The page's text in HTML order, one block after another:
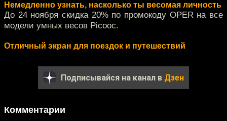
Немедленно узнать, насколько ты весомая личность
До 24 ноября скидка 20% по промокоду OPER на все
модели умных весов Picooc.
Отличный экран для поездок и путешествий
Подписывайся на канал в Дзен
Комментарии